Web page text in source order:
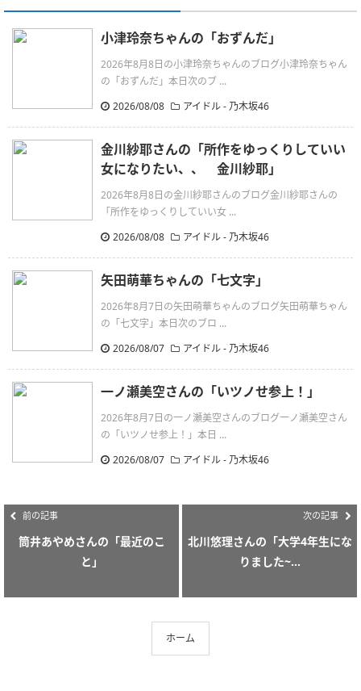
小津玲奈ちゃんの「おずんだ」
2026年8月8日の小津玲奈ちゃんのブログ小津玲奈ちゃん
の「おずんだ」本日次のブ ...
2026/08/08
アイドル - 乃木坂46
金川紗耶さんの「所作をゆっくりしていい
女になりたい、、 金川紗耶」
2026年8月8日の金川紗耶さんのブログ金川紗耶さんの
「所作をゆっくりしていい女 ...
2026/08/08
アイドル - 乃木坂46
矢田萌華ちゃんの「七文字」
2026年8月7日の矢田萌華ちゃんのブログ矢田萌華ちゃん
の「七文字」本日次のブロ ...
2026/08/07
アイドル - 乃木坂46
一ノ瀬美空さんの「いツノせ参上！」
2026年8月7日の一ノ瀬美空さんのブログ一ノ瀬美空さん
の「いツノせ参上！」本日 ...
2026/08/07
アイドル - 乃木坂46
前の記事
筒井あやめさんの「最近のこ
と」
次の記事
北川悠理さんの「大学4年生にな
りました~...
ホーム